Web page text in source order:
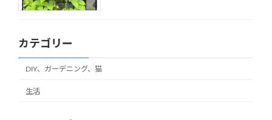
カテゴリー
DIY、ガーデニング、猫
生活